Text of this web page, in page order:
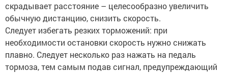
скрадывает расстояние – целесообразно увеличить
обычную дистанцию, снизить скорость.
Следует избегать резких торможений: при
необходимости остановки скорость нужно снижать
плавно. Следует несколько раз нажать на педаль
тормоза, тем самым подав сигнал, предупреждающий